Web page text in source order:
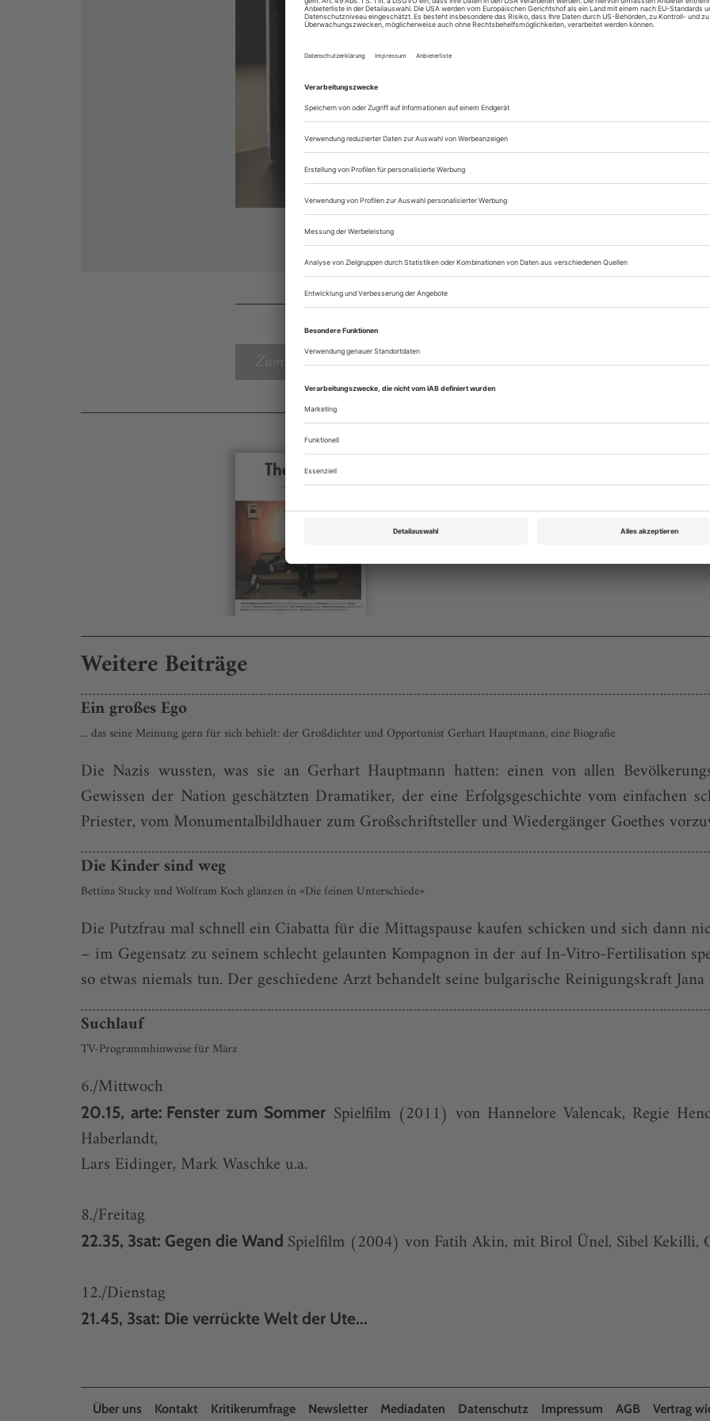
zum ePaper
sofort nutzen
Digital-Abo testen
Zum Inhaltsverzeichnis
Theater heute März 2013
Weitere Beiträge
Ein großes Ego
... das seine Meinung gern für sich behielt: der Großdichter und Opportunist Gerhart Hauptmann, eine Biografie
Die Nazis wussten, was sie an Gerhart Haupt­mann hatten: einen von allen
Gewissen der Nation geschätzten Dramatiker, der eine Erfolgsgeschichte vom einfachen
Priester, vom Monumentalbildhauer zum Großschriftsteller und Wiedergänger Goethes
Die Kinder sind weg
Bettina Stucky und Wolfram Koch glänzen in «Die feinen Unterschiede»
Die Putzfrau mal schnell ein Ciabatta für die Mittagspause kaufen schicken und sich dann
– im Gegensatz zu seinem schlecht gelaunten Kompagnon in der auf In-Vitro-Fertili­sation
so etwas niemals tun. Der geschiedene Arzt behandelt seine bulgarische Reinigungskraft
Suchlauf
TV-Programmhinweise für März
6./Mittwoch
20.15, arte: Fenster zum Sommer Spielfilm (2011) von Hannelore Valencak, Regie
Haberlandt,
Lars Eidinger, Mark Waschke u.a.
8./Freitag
22.35, 3sat: Gegen die Wand Spielfilm (2004) von Fatih Akin, mit Birol Ünel, Sibel
12./Dienstag
21.45, 3sat: Die verrückte Welt der Ute...
Über uns Kontakt Kritikerumfrage Newsletter Mediadaten Datenschutz Impressum AGB Vertrag